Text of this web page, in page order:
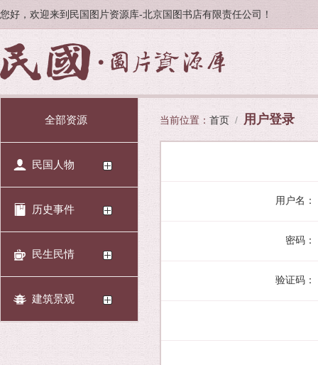
您好，欢迎来到民国图片资源库-北京国图书店有限责任公司！
全部资源
民国人物
历史事件
民生民情
建筑景观
当前位置： 首页 / 用户登录
用户名：
密码：
验证码：